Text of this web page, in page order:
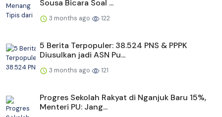
Sousa Bicara Soal ...
3 months ago 122
5 Berita Terpopuler: 38.524 PNS & PPPK
Diusulkan jadi ASN Pu...
3 months ago 121
Progres Sekolah Rakyat di Nganjuk Baru 15%,
Menteri PU: Jang...